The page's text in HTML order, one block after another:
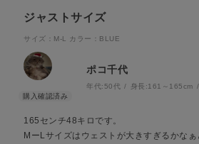
ジャストサイズ
サイズ：M-L カラー：BLUE
ポコ千代
年代: 50代 身長:161～165cm
165センチ48キロです。
MーLサイズはウェストが大きすぎるかな